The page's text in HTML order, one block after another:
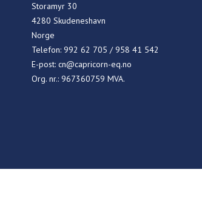
Storamyr 30
4280 Skudeneshavn
Norge
Telefon: 992 62 705 / 958 41 542
E-post: cn@capricorn-eq.no
Org. nr.: 967360759 MVA.